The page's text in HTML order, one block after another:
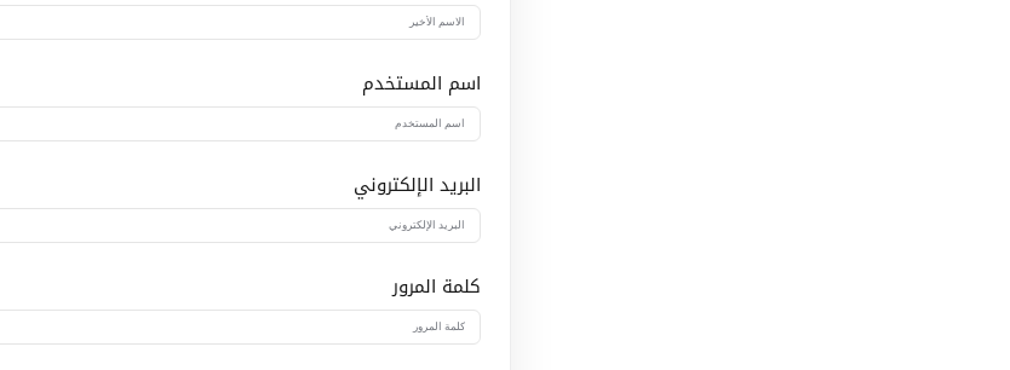
اسم المستخدم
البريد الإلكتروني
كلمة المرور
Remember me
Lost your password?